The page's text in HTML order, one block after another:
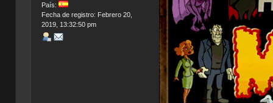
País:
Fecha de registro: Febrero 20,
2019, 13:32:50 pm